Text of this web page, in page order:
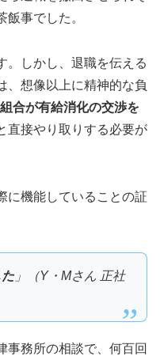
飯事でした。
。しかし、退職を伝える
、想像以上に精神的な負
合が有給消化の交渉を
直接やり取りする必要が
に機能していることの証
」（Y・Mさん 正社
務所の相談で、何百回